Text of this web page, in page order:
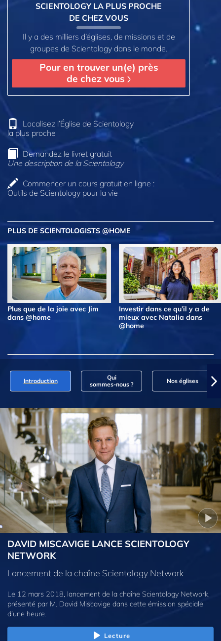
SCIENTOLOGY LA PLUS PROCHE
DE CHEZ VOUS
Il y a des milliers d’églises, de missions et de
groupes de Scientology dans le monde.
Pour en trouver un(e) près
de chez vous
Localisez l’Église de Scientology
la plus proche
Demandez le livret gratuit
Une description de la Scientology
Commencer un cours gratuit en ligne :
Outils de Scientology pour la vie
PLUS DE SCIENTOLOGISTS @HOME
Plus que de la joie avec Jim
dans @home
Investir dans ce qu’il y a de
mieux avec Natalia dans
@home
Introduction
Qui
sommes‑nous ?
Nos églises
DAVID MISCAVIGE LANCE SCIENTOLOGY
NETWORK
Lancement de la chaîne Scientology Network
Le 12 mars 2018, lancement de la chaîne Scientology Network,
présenté par M. David Miscavige dans cette émission spéciale
d’une heure.
Lecture